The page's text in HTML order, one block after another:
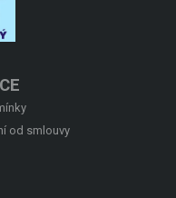
od smlouvy